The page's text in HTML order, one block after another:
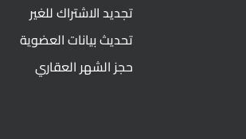
تجديد الاشتراك للغير
تحديث بيانات العضوية
حجز الشهر العقاري